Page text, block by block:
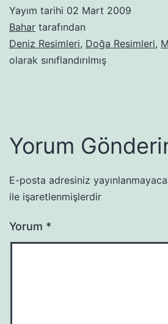
Yayım tarihi 02 Mart 2009
Bahar tarafından
Deniz Resimleri, Doğa Resimleri,
olarak sınıflandırılmış
Yorum
E-posta adresiniz
ile işaretlenmişlerdir
Yorum *